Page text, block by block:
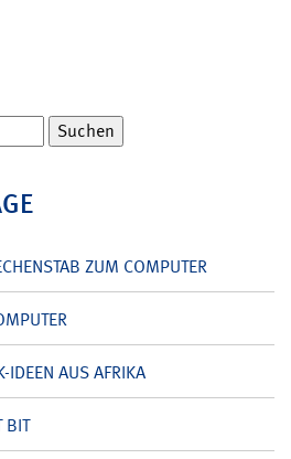
ZUM COMPUTER
AUS AFRIKA
BIT